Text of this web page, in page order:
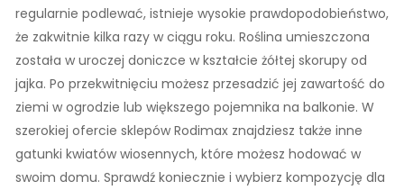
regularnie podlewać, istnieje wysokie prawdopodobieństwo,
że zakwitnie kilka razy w ciągu roku. Roślina umieszczona
została w uroczej doniczce w kształcie żółtej skorupy od
jajka. Po przekwitnięciu możesz przesadzić jej zawartość do
ziemi w ogrodzie lub większego pojemnika na balkonie. W
szerokiej ofercie sklepów Rodimax znajdziesz także inne
gatunki kwiatów wiosennych, które możesz hodować w
swoim domu. Sprawdź koniecznie i wybierz kompozycję dla